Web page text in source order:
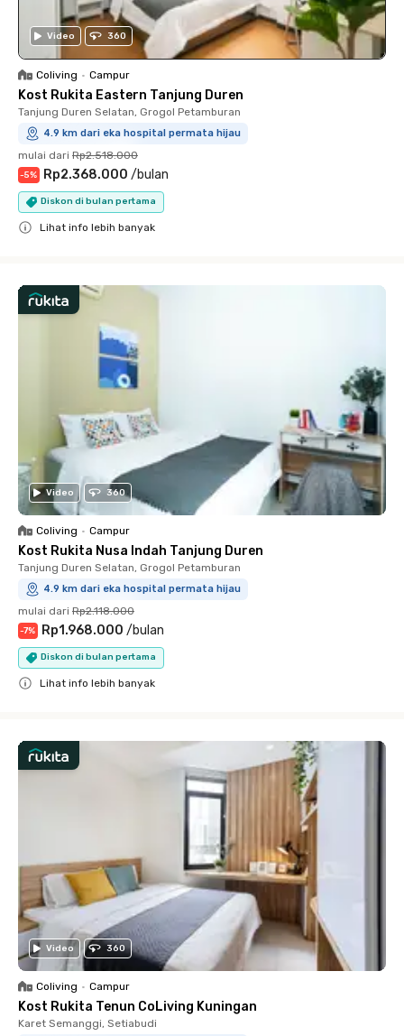
Video 360
Coliving • Campur
Kost Rukita Eastern Tanjung Duren
Tanjung Duren Selatan, Grogol Petamburan
4.9 km dari eka hospital permata hijau
mulai dari Rp2.518.000
-5% Rp2.368.000 /bulan
Diskon di bulan pertama
Lihat info lebih banyak
Video 360
Coliving • Campur
Kost Rukita Nusa Indah Tanjung Duren
Tanjung Duren Selatan, Grogol Petamburan
4.9 km dari eka hospital permata hijau
mulai dari Rp2.118.000
-7% Rp1.968.000 /bulan
Diskon di bulan pertama
Lihat info lebih banyak
Video 360
Coliving • Campur
Kost Rukita Tenun CoLiving Kuningan
Karet Semanggi, Setiabudi